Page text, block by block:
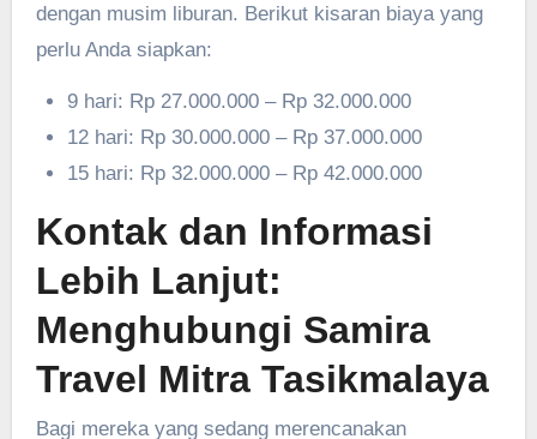
dengan musim liburan. Berikut kisaran biaya yang
perlu Anda siapkan:
9 hari: Rp 27.000.000 – Rp 32.000.000
12 hari: Rp 30.000.000 – Rp 37.000.000
15 hari: Rp 32.000.000 – Rp 42.000.000
Kontak dan Informasi
Lebih Lanjut:
Menghubungi Samira
Travel Mitra Tasikmalaya
Bagi mereka yang sedang merencanakan